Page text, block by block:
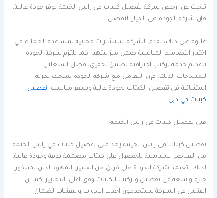
تبحث عن ارخص شركة تفصيل كبتات في راس الخيمة توفر جودة عالية،
فإن شركة الجودة هي الخيار الافضل.
علاوة على ذلك، تقدم الشركة استشارات مجانية لمساعدة العملاء في
اختيار التصاميم المناسبة ضمن ميزانيتهم. كما تلتزم شركة الجودة
بتقديم خدمة تركيب احترافية تضمن تحقيق افضل استغلال
للمساحات. لذلك، فإن التعامل مع شركة الجودة يمنحك تجربة
استثنائية في تفصيل الكبتات بجودة عالية وسعر مناسب. تفصيل
كبتات في دبي
فني تفصيل كبتات في راس الخيمة
تفصيل كبتات في راس الخيمة يعد فني تفصيل كبتات في راس الخيمة
من العناصر الاساسية للحصول على كبتات مصممة بدقة وجودة عالية.
لذلك، تعتمد شركة الجودة على فريق من الفنيين المهرة الذين يمتلكون
خبرة واسعة في تفصيل وتركيب الكبتات وفق اعلى المعايير. كما ان
الفنيين في الشركة يستخدمون احدث الادوات والتقنيات لضمان